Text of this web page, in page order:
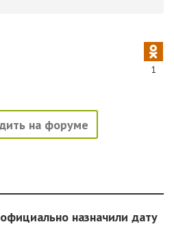
1
на форуме
назначили дату